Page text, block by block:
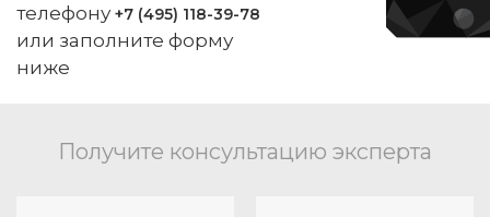
телефону +7 (495) 118-39-78
или заполните форму
ниже
Получите консультацию эксперта